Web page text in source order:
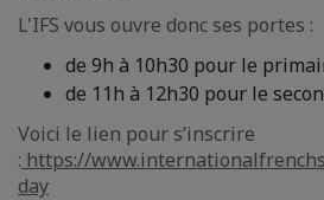
L'IFS vous ouvre donc ses portes :
de 9h à 10h30 pour le
de 11h à 12h30 pour le
Voici le lien pour s’inscrire
: https://
day